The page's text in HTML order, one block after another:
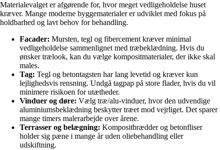
Materialevalget er afgørende for, hvor meget vedligeholdelse huset
kræver. Mange moderne byggematerialer er udviklet med fokus på
holdbarhed og lavt behov for behandling.
Facader: Mursten, tegl og fibercement kræver minimal
vedligeholdelse sammenlignet med træbeklædning. Hvis du
ønsker trælook, kan du vælge kompositmaterialer, der ikke skal
males.
Tag: Tegl og betontagsten har lang levetid og kræver kun
lejlighedsvis rensning. Undgå tagpap på store flader, hvis du vil
minimere risikoen for utætheder.
Vinduer og døre: Vælg træ/alu-vinduer, hvor den udvendige
aluminiumsbeklædning beskytter træet mod vejrliget. Det sparer
mange timers malerarbejde over årene.
Terrasser og belægning: Kompositbrædder og betonfliser
holder sig pæne i mange år uden oliebehandling eller
udskiftning.